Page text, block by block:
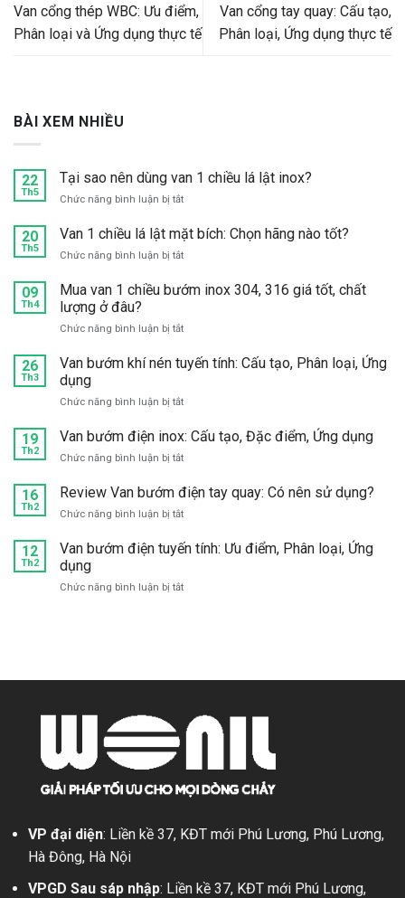
BÀI XEM NHIỀU
22
Th5
Tại sao nên dùng van 1 chiều lá lật inox?
Chức năng bình luận bị tắtở
sao
nên
dùng
1
20
Th5
Van 1 chiều lá lật mặt bích: Chọn hãng nào tốt?
Chức năng bình luận bị tắtở
1
lật
bích:
nào
09
Th4
Mua van 1 chiều bướm inox 304, 316 giá tốt, chất
lượng ở đâu?
Chức năng bình luận bị tắtở
van
1
bướm
304,
chất
lượng
đâu?
26
Th3
Van bướm khí nén tuyến tính: Cấu tạo, Phân loại, Ứng
dụng
Chức năng bình luận bị tắtở
bướm
nén
tính:
Phân
loại,
dụng
19
Th2
Van bướm điện inox: Cấu tạo, Đặc điểm, Ứng dụng
Chức năng bình luận bị tắtở
bướm
điện
inox:
tạo,
16
Th2
Review Van bướm điện tay quay: Có nên sử dụng?
Chức năng bình luận bị tắtở
Van
tay
12
Th2
Van bướm điện tuyến tính: Ưu điểm, Phân loại, Ứng
dụng
Chức năng bình luận bị tắtở
Ưu
loại,
Van cổng thép WBC: Ưu điểm,
Phân loại và Ứng dụng thực tế
Van cổng tay quay: Cấu tạo,
Phân loại, Ứng dụng thực tế
VP đại diện: Liền kề 37, KĐT mới Phú Lương, Phú Lương,
Hà Đông, Hà Nội
VPGD Sau sáp nhập: Liền kề 37, KĐT mới Phú Lương,